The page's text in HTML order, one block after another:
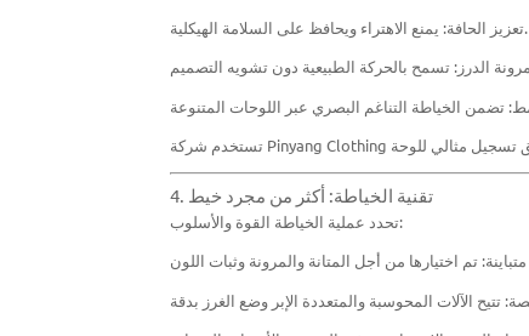
تعزيز الحافة: يمنع الاهتراء ويحافظ على السلامة الهيكلية.
4. تقنية الخياطة: أكثر من مجرد خيط
تحدد عملية الخياطة القوة والأسلوب: